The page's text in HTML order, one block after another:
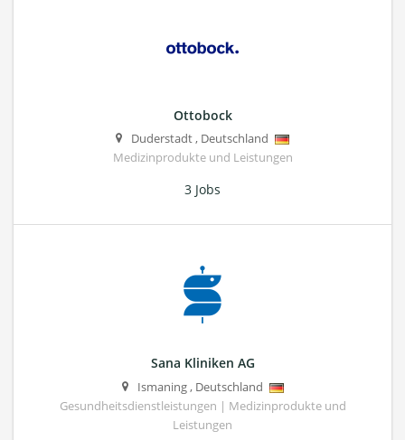
Ottobock
Duderstadt, Deutschland
Medizinprodukte und Leistungen
3 Jobs
Sana Kliniken AG
Ismaning, Deutschland
Gesundheitsdienstleistungen | Medizinprodukte und
Leistungen